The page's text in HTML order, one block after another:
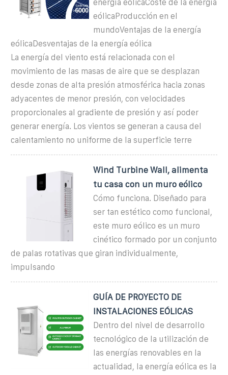
energía eólicaCoste de la energía
eólicaProducción en el
mundoVentajas de la energía
eólicaDesventajas de la energía eólica
La energía del viento está relacionada con el
movimiento de las masas de aire que se desplazan
desde zonas de alta presión atmosférica hacia zonas
adyacentes de menor presión, con velocidades
proporcionales al gradiente de presión y así poder
generar energía. Los vientos se generan a causa del
calentamiento no uniforme de la superficie terre
Wind Turbine Wall, alimenta
tu casa con un muro eólico
Cómo funciona. Diseñado para
ser tan estético como funcional,
este muro eólico es un muro
cinético formado por un conjunto
de palas rotativas que giran individualmente,
impulsando
GUÍA DE PROYECTO DE
INSTALACIONES EÓLICAS
Dentro del nivel de desarrollo
tecnológico de la utilización de
las energías renovables en la
actualidad, la energía eólica es la